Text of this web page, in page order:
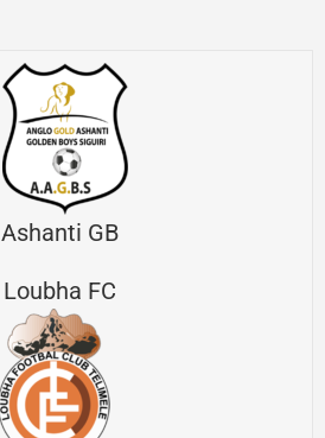
Ashanti GB
Loubha FC